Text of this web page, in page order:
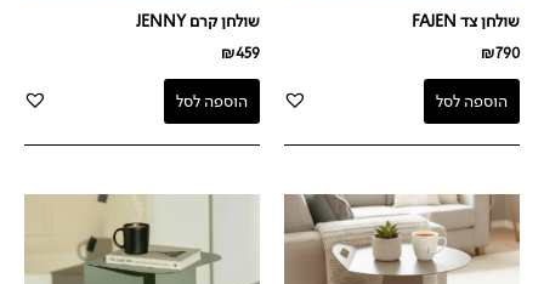
שולחן צד FAJEN
₪790
הוספה לסל
שולחן קרם JENNY
₪459
הוספה לסל